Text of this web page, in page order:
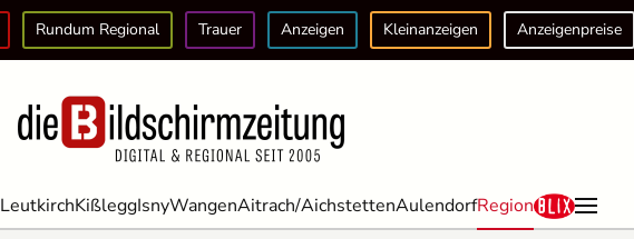
Rundum Regional Trauer Anzeigen Kleinanzeigen Anzeigenpreise
LeutkirchKißleggIsnyWangenAitrach/AichstettenAulendorfRegion